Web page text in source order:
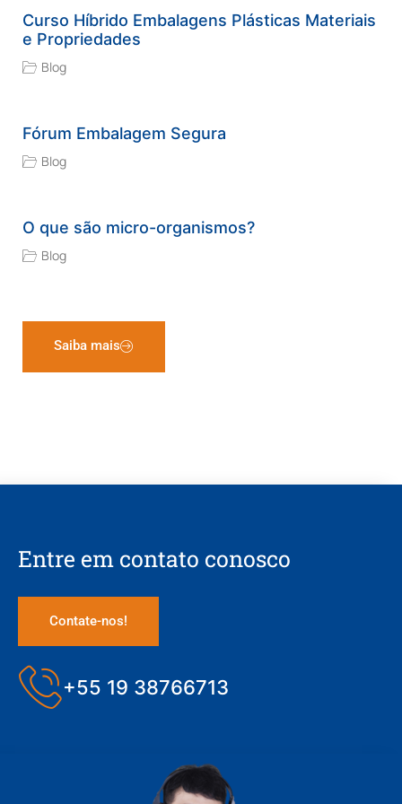
Curso Híbrido Embalagens Plásticas Materiais
e Propriedades
Blog
Fórum Embalagem Segura
Blog
O que são micro-organismos?
Blog
Saiba mais
Entre em contato conosco
Contate-nos!
+55 19 38766713